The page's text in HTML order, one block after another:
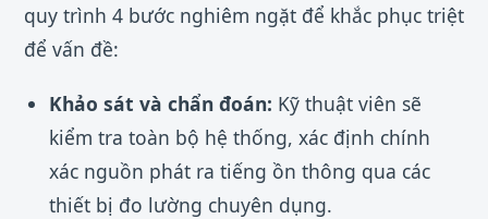
quy trình 4 bước nghiêm ngặt để khắc phục triệt
để vấn đề:
Khảo sát và chẩn đoán: Kỹ thuật viên sẽ
kiểm tra toàn bộ hệ thống, xác định chính
xác nguồn phát ra tiếng ồn thông qua các
thiết bị đo lường chuyên dụng.